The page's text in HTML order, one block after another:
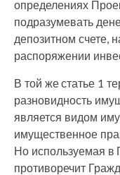
определениях
подразумевать
депозитном счете,
распоряжении
В той же статье 1
разновидность
является видом
имущественное
Но используемая в
противоречит